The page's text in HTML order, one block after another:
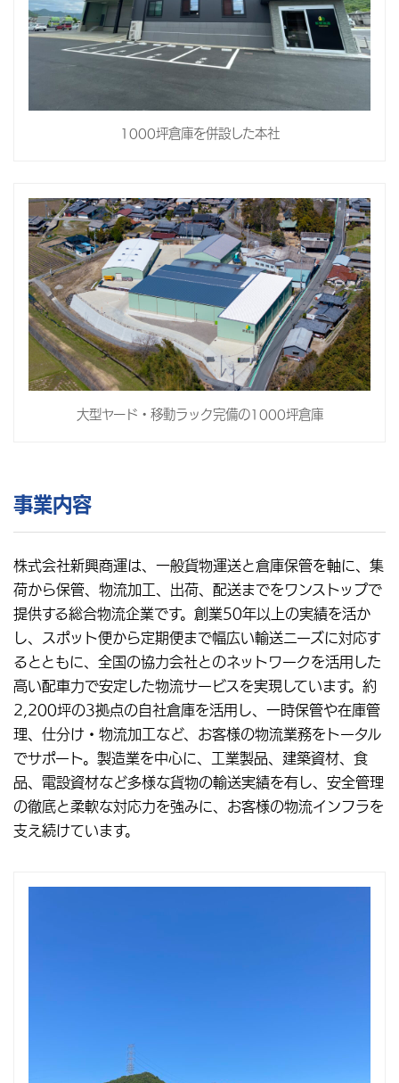
1000坪倉庫を併設した本社
大型ヤード・移動ラック完備の1000坪倉庫
事業内容
株式会社新興商運は、一般貨物運送と倉庫保管を軸に、集
荷から保管、物流加工、出荷、配送までをワンストップで
提供する総合物流企業です。創業50年以上の実績を活か
し、スポット便から定期便まで幅広い輸送ニーズに対応す
るとともに、全国の協力会社とのネットワークを活用した
高い配車力で安定した物流サービスを実現しています。約
2,200坪の3拠点の自社倉庫を活用し、一時保管や在庫管
理、仕分け・物流加工など、お客様の物流業務をトータル
でサポート。製造業を中心に、工業製品、建築資材、食
品、電設資材など多様な貨物の輸送実績を有し、安全管理
の徹底と柔軟な対応力を強みに、お客様の物流インフラを
支え続けています。